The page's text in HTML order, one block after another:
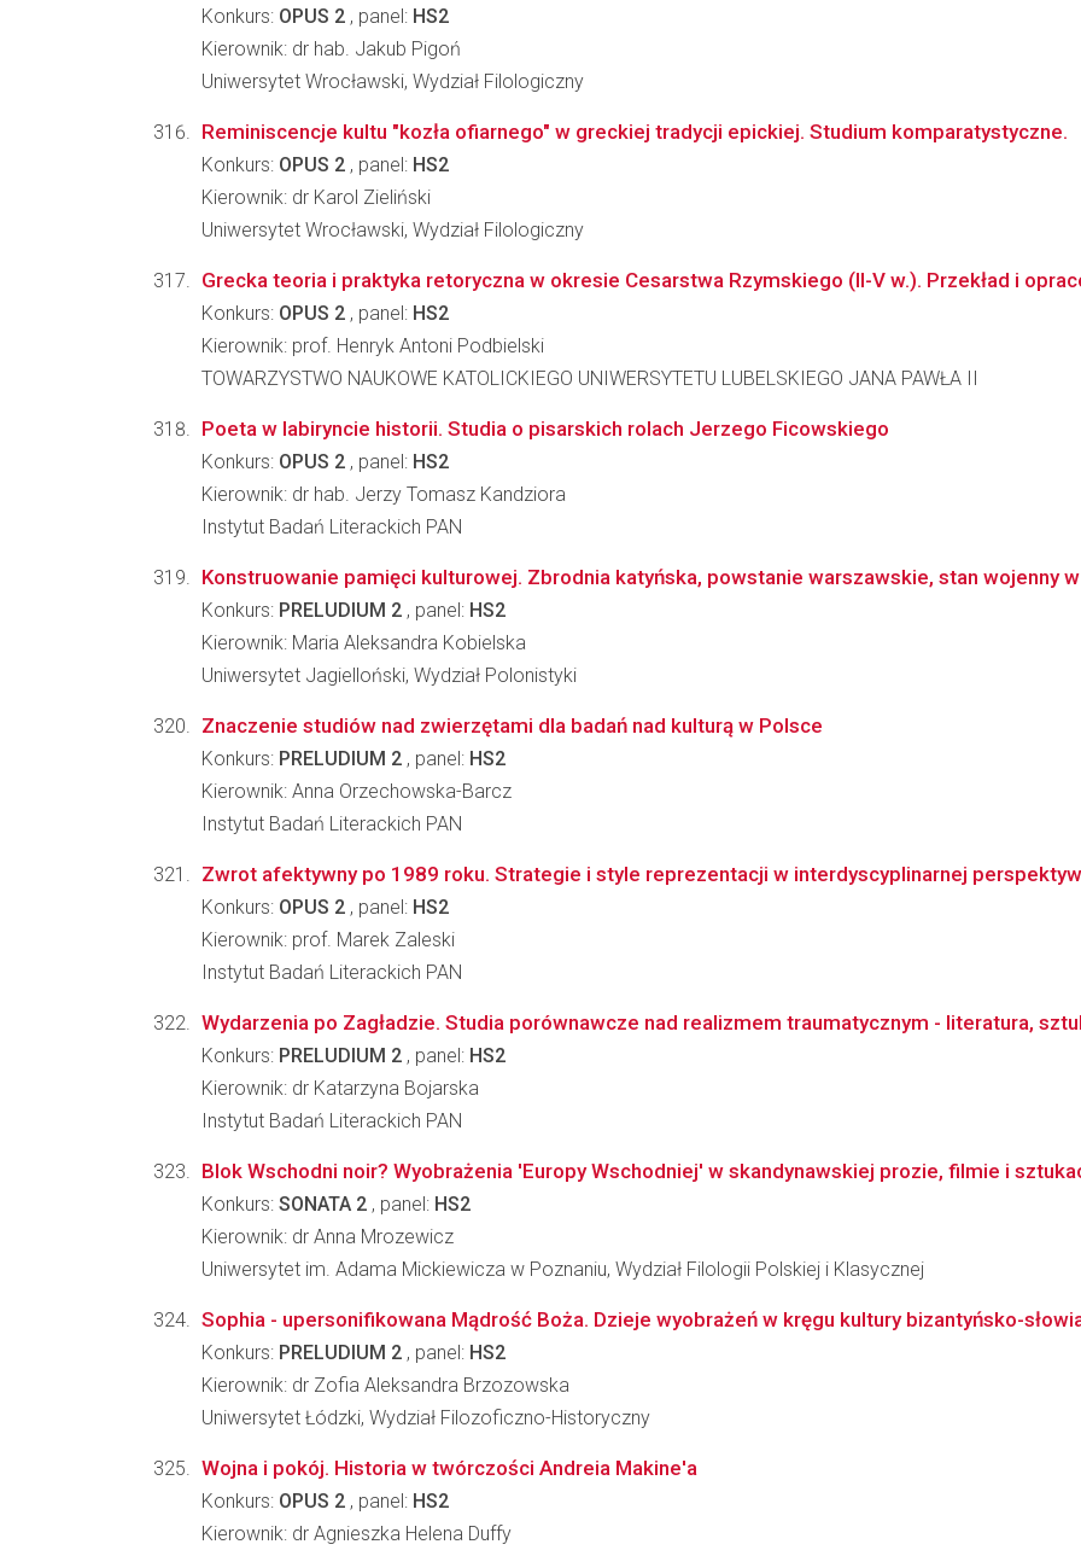
Konkurs: OPUS 2 , panel: HS2
Kierownik: dr hab. Jakub Pigoń
Uniwersytet Wrocławski, Wydział Filologiczny
Reminiscencje kultu "kozła ofiarnego" w greckiej tradycji epickiej. Studium komparatystyczne.
Konkurs: OPUS 2 , panel: HS2
Kierownik: dr Karol Zieliński
Uniwersytet Wrocławski, Wydział Filologiczny
Grecka teoria i praktyka retoryczna w okresie Cesarstwa Rzymskiego (II-V w.). Przekład i
Konkurs: OPUS 2 , panel: HS2
Kierownik: prof. Henryk Antoni Podbielski
TOWARZYSTWO NAUKOWE KATOLICKIEGO UNIWERSYTETU LUBELSKIEGO JANA PAWŁA II
Poeta w labiryncie historii. Studia o pisarskich rolach Jerzego Ficowskiego
Konkurs: OPUS 2 , panel: HS2
Kierownik: dr hab. Jerzy Tomasz Kandziora
Instytut Badań Literackich PAN
Konstruowanie pamięci kulturowej. Zbrodnia katyńska, powstanie warszawskie, stan wojenny
Konkurs: PRELUDIUM 2 , panel: HS2
Kierownik: Maria Aleksandra Kobielska
Uniwersytet Jagielloński, Wydział Polonistyki
Znaczenie studiów nad zwierzętami dla badań nad kulturą w Polsce
Konkurs: PRELUDIUM 2 , panel: HS2
Kierownik: Anna Orzechowska-Barcz
Instytut Badań Literackich PAN
Zwrot afektywny po 1989 roku. Strategie i style reprezentacji w interdyscyplinarnej
Konkurs: OPUS 2 , panel: HS2
Kierownik: prof. Marek Zaleski
Instytut Badań Literackich PAN
Wydarzenia po Zagładzie. Studia porównawcze nad realizmem traumatycznym - literatura,
Konkurs: PRELUDIUM 2 , panel: HS2
Kierownik: dr Katarzyna Bojarska
Instytut Badań Literackich PAN
Blok Wschodni noir? Wyobrażenia 'Europy Wschodniej' w skandynawskiej prozie, filmie i
Konkurs: SONATA 2 , panel: HS2
Kierownik: dr Anna Mrozewicz
Uniwersytet im. Adama Mickiewicza w Poznaniu, Wydział Filologii Polskiej i Klasycznej
Sophia - upersonifikowana Mądrość Boża. Dzieje wyobrażeń w kręgu kultury bizantyńsko-
Konkurs: PRELUDIUM 2 , panel: HS2
Kierownik: dr Zofia Aleksandra Brzozowska
Uniwersytet Łódzki, Wydział Filozoficzno-Historyczny
Wojna i pokój. Historia w twórczości Andreia Makine'a
Konkurs: OPUS 2 , panel: HS2
Kierownik: dr Agnieszka Helena Duffy